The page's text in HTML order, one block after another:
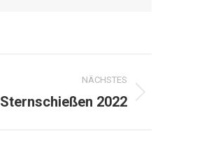
NÄCHSTES
Sternschießen 2022